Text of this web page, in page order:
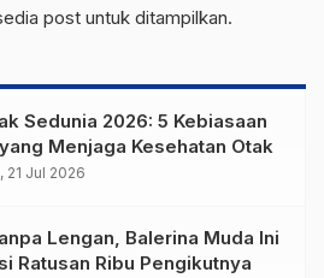
post untuk ditampilkan.
Sedunia 2026: 5 Kebiasaan
Menjaga Kesehatan Otak
21 Jul 2026
Lengan, Balerina Muda Ini
Ratusan Ribu Pengikutnya